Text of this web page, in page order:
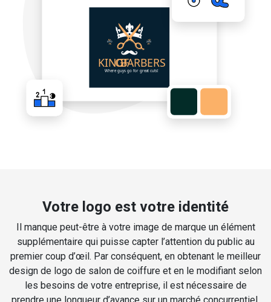
Votre logo est votre identité
Il manque peut-être à votre image de marque un élément
supplémentaire qui puisse capter l’attention du public au
premier coup d’œil. Par conséquent, en obtenant le meilleur
design de logo de salon de coiffure et en le modifiant selon
les besoins de votre entreprise, il est nécessaire de